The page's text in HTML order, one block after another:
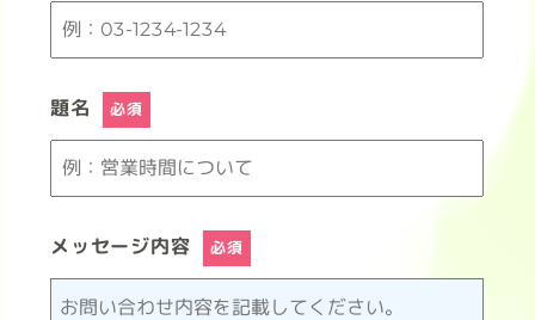
題名 必須
メッセージ内容 必須